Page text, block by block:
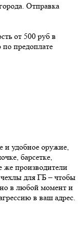
Отправка
от 500 руб в
по предоплате
и удобное оружие,
барсетке,
же производители
для ГБ – чтобы
в любой момент и
в ваш адрес.